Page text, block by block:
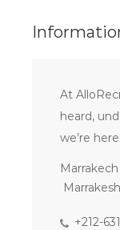
At
heard,
we’re
+212-